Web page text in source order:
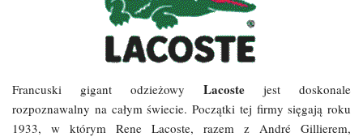
Francuski gigant odzieżowy Lacoste jest doskonale
rozpoznawalny na całym świecie. Początki tej firmy sięgają roku
1933, w którym Rene Lacoste, razem z André Gillierem,